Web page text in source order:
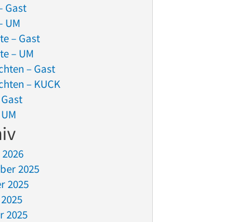
Gast
UM
– Gast
– UM
– Gast
– KUCK
2025
2025
2025